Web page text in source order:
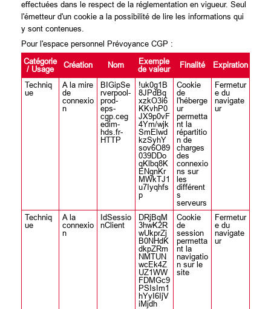
effectuées dans le respect de la réglementation en vigueur. Seul
l'émetteur d'un cookie a la possibilité de lire les informations qui
y sont contenues.
Pour l'espace personnel Prévoyance CGP :
Catégorie
/ Usage
Création Nom
Exemple
de valeur
Finalité Expiration
Techniq
ue
A la mire
de
connexio
n
BIGipSe
rverpool-
prod-
eps-
cgp.ceg
edim-
hds.fr-
HTTP
!uk0g1B
8JPdBq
xzkO3i6
KKvhP0
JX9p0vF
4Ym/wjk
SmElwd
kzSyhY
sov6O89
039DDo
qKlbq8K
ENgnKr
MWkTJ1
u7Iyqhfs
p
Cookie
de
l'héberge
ur
permetta
nt la
répartitio
n de
charges
des
connexio
ns sur
les
différent
s
serveurs
Fermetur
e du
navigate
ur
Techniq
ue
A la
connexio
n
IdSessio
nClient
DRjBqM
3hwK2R
wUkprZj
B0NHdK
dkpZRm
NMTUN
wcEk4Z
UZ1WW
FDMGc9
PSIsIm1
hYyI6IjV
iMjdh
Cookie
de
session
permetta
nt la
navigatio
n sur le
site
Fermetur
e du
navigate
ur